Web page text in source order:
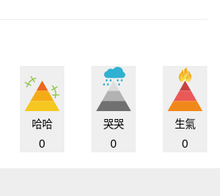
哈哈
0
哭哭
0
生氣
0